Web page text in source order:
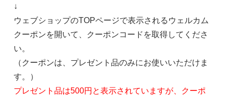
↓
ウェブショップのTOPページで表示されるウェルカム
クーポンを開いて、クーポンコードを取得してくださ
い。
（クーポンは、プレゼント品のみにお使いいただけま
す。）
プレゼント品は500円と表示されていますが、クーポ